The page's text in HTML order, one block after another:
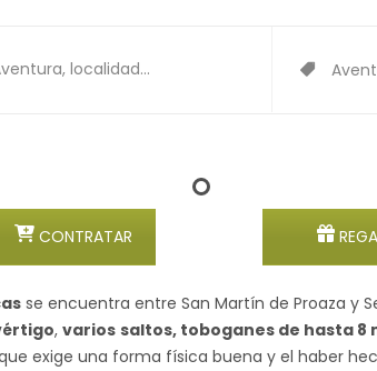
CONTRATAR
se encuentra entre San Martín de Proaza y
, varios saltos, toboganes de hasta 8
exige una forma física buena y el haber